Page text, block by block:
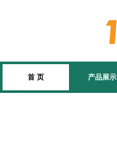
首 页 产品展示